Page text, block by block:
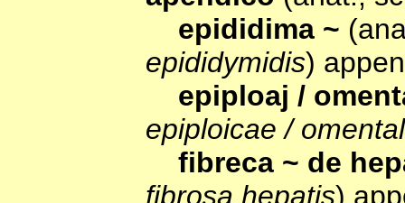
epididima ~
epididymidis)
epiploaj /
epiploicae /
fibreca ~ de
fibrosa hepatis)